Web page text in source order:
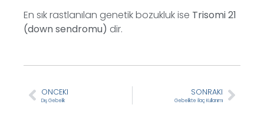
En sık rastlanılan genetik bozukluk ise Trisomi 21
(down sendromu) dir.
ONCEKI
Dış Gebelik
SONRAKI
Gebelikte İlaç Kullanımı